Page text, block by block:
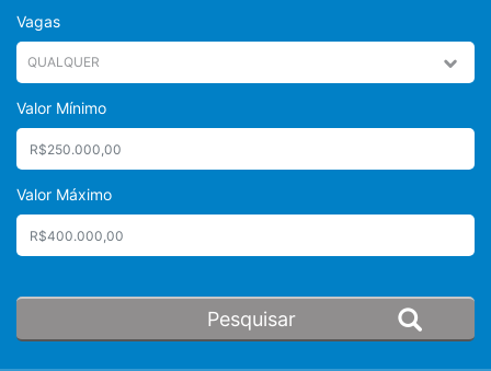
Vagas
Valor Mínimo
Valor Máximo